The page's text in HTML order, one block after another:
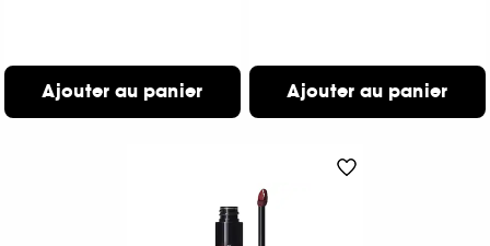
Ajouter au panier Ajouter au panier